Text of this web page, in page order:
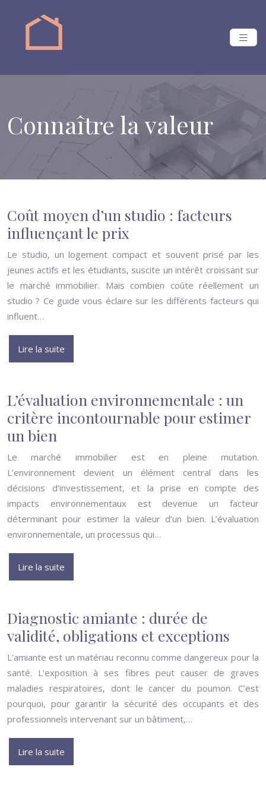
Connaître la valeur
Coût moyen d’un studio : facteurs
influençant le prix
Le studio, un logement compact et souvent prisé par les
jeunes actifs et les étudiants, suscite un intérêt croissant sur
le marché immobilier. Mais combien coûte réellement un
studio ? Ce guide vous éclaire sur les différents facteurs qui
influent…
Lire la suite
L’évaluation environnementale : un
critère incontournable pour estimer
un bien
Le marché immobilier est en pleine mutation.
L’environnement devient un élément central dans les
décisions d’investissement, et la prise en compte des
impacts environnementaux est devenue un facteur
déterminant pour estimer la valeur d’un bien. L’évaluation
environnementale, un processus qui…
Lire la suite
Diagnostic amiante : durée de
validité, obligations et exceptions
L’amiante est un matériau reconnu comme dangereux pour la
santé. L’exposition à ses fibres peut causer de graves
maladies respiratoires, dont le cancer du poumon. C’est
pourquoi, pour garantir la sécurité des occupants et des
professionnels intervenant sur un bâtiment,…
Lire la suite